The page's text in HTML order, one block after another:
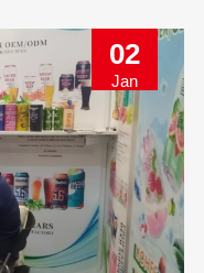
02
Jan